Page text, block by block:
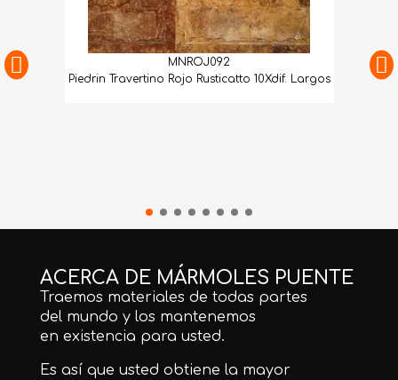
MNROJ092
Piedrin Travertino Rojo Rusticatto 10Xdif. Largos
ACERCA DE MÁRMOLES PUENTE
Traemos materiales de todas partes
del mundo y los mantenemos
en existencia para usted.
Es así que usted obtiene la mayor